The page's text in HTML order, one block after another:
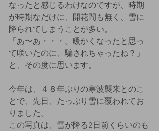
なったと感じるわけなのですが、時期
が時期なだけに、開花間も無く、雪に
降られてしまうことが多い。
「あ〜あ・・・。暖かくなったと思っ
て咲いたのに、騙されちゃったね？」
と、その度に思います。
今年は、４８年ぶりの寒波襲来とのこ
とで、先日、たっぷり雪に覆われてお
りました。
この写真は、雪が降る2日前くらいのも